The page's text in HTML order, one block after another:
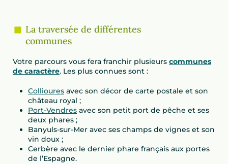
La traversée de différentes
communes
Votre parcours vous fera franchir plusieurs communes
de caractère. Les plus connues sont :
Collioures avec son décor de carte postale et son
château royal ;
Port-Vendres avec son petit port de pêche et ses
deux phares ;
Banyuls-sur-Mer avec ses champs de vignes et son
vin doux ;
Cerbère avec le dernier phare français aux portes
de l’Espagne.